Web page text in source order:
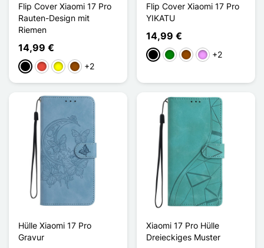
Flip Cover Xiaomi 17 Pro
Rauten-Design mit
Riemen
14,99 €
Schwarz
Rot GelbBraun
+2
Flip Cover Xiaomi 17 Pro
YIKATU
14,99 €
Schwarz
GrünBraunHellviolett
+2
Hülle Xiaomi 17 Pro
Gravur
Xiaomi 17 Pro Hülle
Dreieckiges Muster